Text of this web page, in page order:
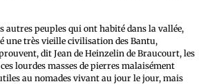
autres peuples qui ont habité dans la vallée,
une très vieille civilisation des Bantu,
dit Jean de Heinzelin de Braucourt, les
lourdes masses de pierres malaisément
au nomades vivant au jour le jour, mais